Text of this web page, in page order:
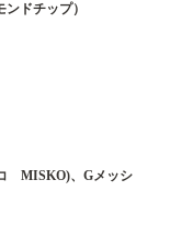
ドチップ）
MISKO)、Gメッシ